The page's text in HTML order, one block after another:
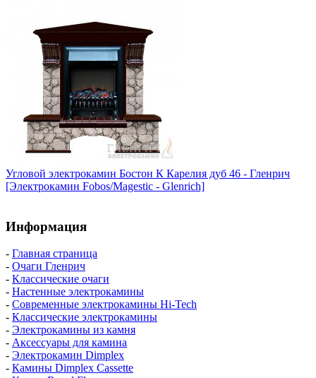
Угловой электрокамин Бостон К Карелия дуб 46 - Гленрич
[Электрокамин Fobos/Magestic - Glenrich]
Информация
- Главная страница
- Очаги Гленрич
- Классические очаги
- Настенные электрокамины
- Современные электрокамины Hi-Tech
- Классические электрокамины
- Электрокамины из камня
- Аксессуары для камина
- Электрокамин Dimplex
- Камины Dimplex Cassette